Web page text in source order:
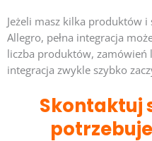
Jeżeli masz kilka produktów i
Allegro, pełna integracja
liczba produktów, zamówień
integracja zwykle szybko
Skontaktuj